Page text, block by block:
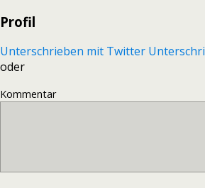
Profil
Unterschrieben mit Twitter
oder
Kommentar